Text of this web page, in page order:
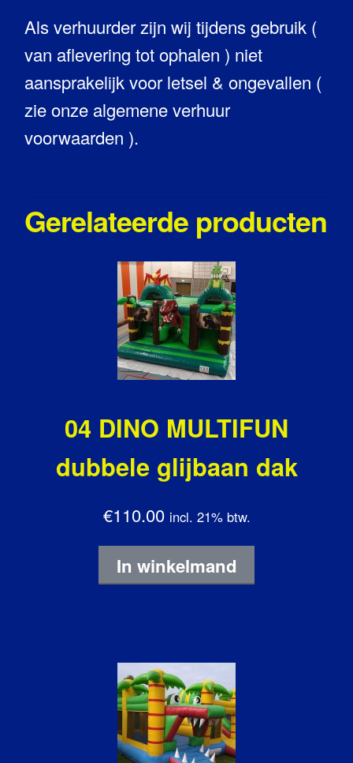
Als verhuurder zijn wij tijdens gebruik (
van aflevering tot ophalen ) niet
aansprakelijk voor letsel & ongevallen (
zie onze algemene verhuur
voorwaarden ).
Gerelateerde producten
04 DINO MULTIFUN
dubbele glijbaan dak
€110.00 incl. 21% btw.
In winkelmand